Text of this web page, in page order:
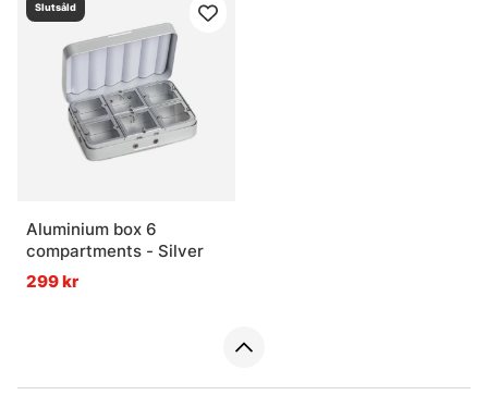
Slutsåld
Aluminium box 6
compartments - Silver
299 kr